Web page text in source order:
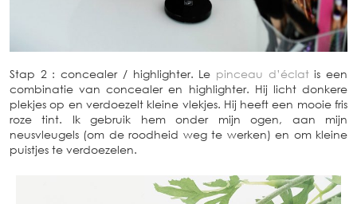
Stap 2 : concealer / highlighter. Le pinceau d’éclatis een
combinatie van concealer en highlighter. Hij licht donkere
plekjes op en verdoezelt kleine vlekjes. Hij heeft een mooie fris
roze tint. Ik gebruik hem onder mijn ogen, aan mijn
neusvleugels (om de roodheid weg te werken) en om kleine
puistjes te verdoezelen.